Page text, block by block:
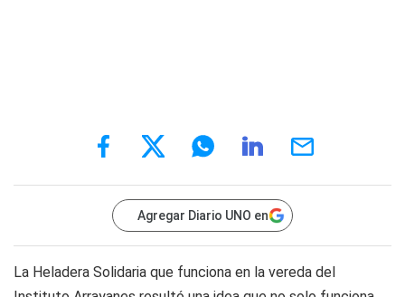
Agregar Diario UNO en
La Heladera Solidaria que funciona en la vereda del